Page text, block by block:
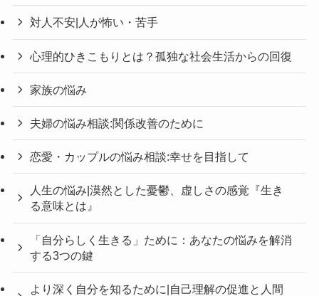
対人不安|人が怖い・苦手
心理的ひきこもりとは？孤独な社会生活からの回復
家族の悩み
夫婦の悩み相談:関係改善のために
恋愛・カップルの悩み相談:幸せを目指して
人生の悩み|漠然とした憂鬱、虚しさの感覚『生き
る意味とは』
「自分らしく生きる」ために：あなたの悩みを解消
する3つの鍵
より深く自分を知るために|自己理解の促進と人間